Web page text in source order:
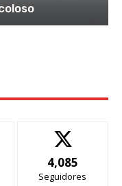
4,085
Seguidores